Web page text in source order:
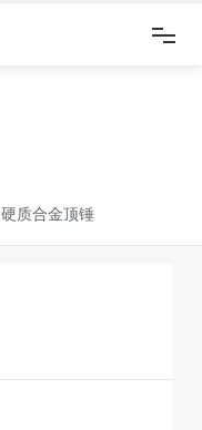
硬质合金顶锤